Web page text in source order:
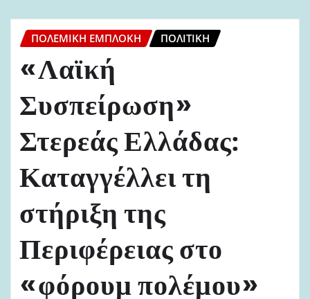
ΠΟΛΕΜΙΚΉ ΕΜΠΛΟΚΉ ΠΟΛΙΤΙΚΉ
«Λαϊκή
Συσπείρωση»
Στερεάς Ελλάδας:
Καταγγέλλει τη
στήριξη της
Περιφέρειας στο
«φόρουμ πολέμου»